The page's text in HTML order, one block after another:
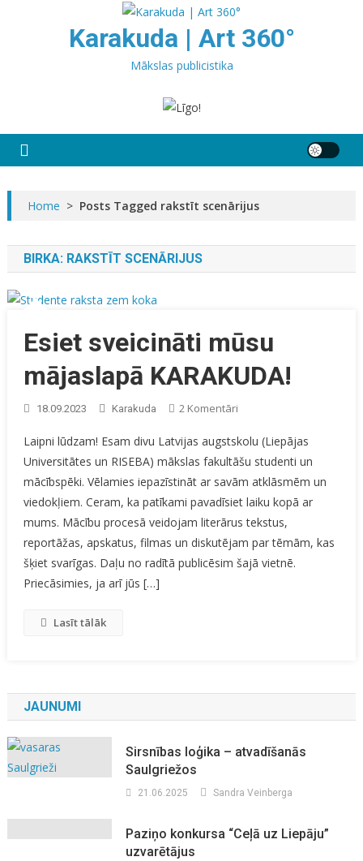
Karakuda | Art 360°
Mākslas publicistika
Home > Posts Tagged rakstīt scenārijus
BIRKA: RAKSTĪT SCENĀRIJUS
Esiet sveicināti mūsu
mājaslapā KARAKUDA!
18.09.2023 Karakuda 2 KomentāriPievienoti
Sveicināti
Mūsu
Mājaslapā
KARAKUDA!
Laipni lūdzam! Esam divu Latvijas augstskolu (Liepājas
Universitātes un RISEBA) mākslas fakultāšu studenti un
mācībspēki. Vēlamies iepazīstināt ar savām atklāsmēm un
viedokļiem. Ceram, ka patīkami pavadīsiet laiku kopā ar
mums. Mācību procesā veidojam literārus tekstus,
reportāžas, apskatus, filmas un diskutējam par tēmām, kas
šķiet svarīgas. Daļu no radītā publicēsim šajā vietnē.
Priecāsimies, ja arī jūs […]
Lasīt tālāk
JAUNUMI
Sirsnības loģika – atvadīšanās
Saulgriežos
21.06.2025 Sandra Veinberga
Paziņo konkursa “Ceļā uz Liepāju”
uzvarētājus